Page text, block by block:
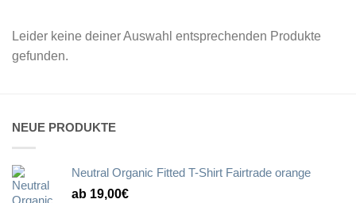
Leider keine deiner Auswahl entsprechenden Produkte
gefunden.
NEUE PRODUKTE
Neutral Organic Fitted T-Shirt Fairtrade orange
ab 19,00€